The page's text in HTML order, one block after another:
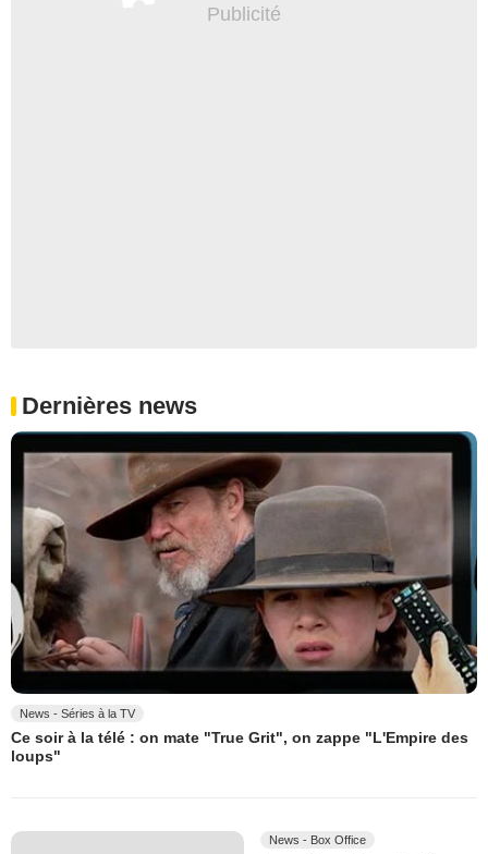
Dernières news
News - Séries à la TV
Ce soir à la télé : on mate "True Grit", on zappe "L'Empire des
loups"
News - Box Office